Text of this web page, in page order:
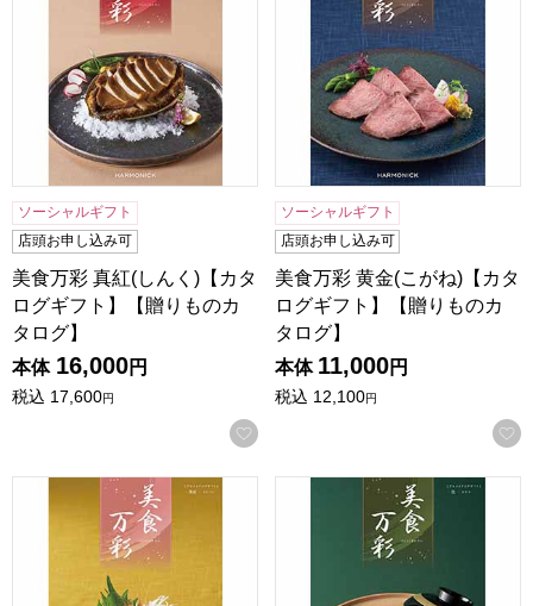
ソーシャルギフト
店頭お申し込み可
美食万彩 真紅(しんく)【カタ
ログギフト】【贈りものカ
タログ】
本体 16,000円
税込 17,600円
お気に入りに登録する
ソーシャルギフト
店頭お申し込み可
美食万彩 黄金(こがね)【カタ
ログギフト】【贈りものカ
タログ】
本体 11,000円
税込 12,100円
美食万彩 薄紅(うすべに)【カタログギフト】【贈りものカタ
美食万彩 霞(かすみ)【カタ